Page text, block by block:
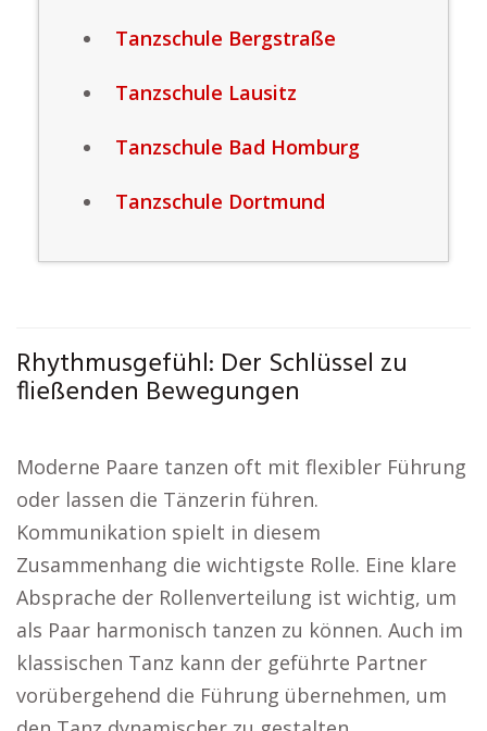
Tanzschule Bergstraße
Tanzschule Lausitz
Tanzschule Bad Homburg
Tanzschule Dortmund
Rhythmusgefühl: Der Schlüssel zu
fließenden Bewegungen
Moderne Paare tanzen oft mit flexibler Führung
oder lassen die Tänzerin führen.
Kommunikation spielt in diesem
Zusammenhang die wichtigste Rolle. Eine klare
Absprache der Rollenverteilung ist wichtig, um
als Paar harmonisch tanzen zu können. Auch im
klassischen Tanz kann der geführte Partner
vorübergehend die Führung übernehmen, um